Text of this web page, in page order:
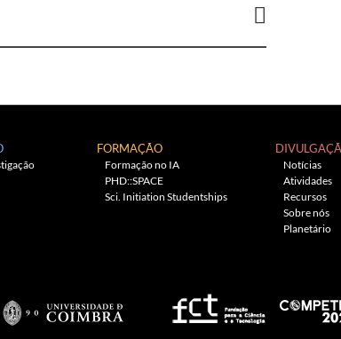
FORMAÇÃO
Formação no IA
PHD::SPACE
Sci. Initiation Studentships
Notícias
Atividades
Recursos
Sobre nós
Planetário